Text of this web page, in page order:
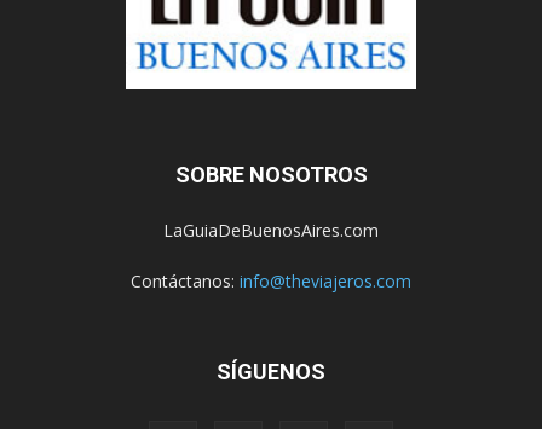
SOBRE NOSOTROS
LaGuiaDeBuenosAires.com
Contáctanos: info@theviajeros.com
SÍGUENOS